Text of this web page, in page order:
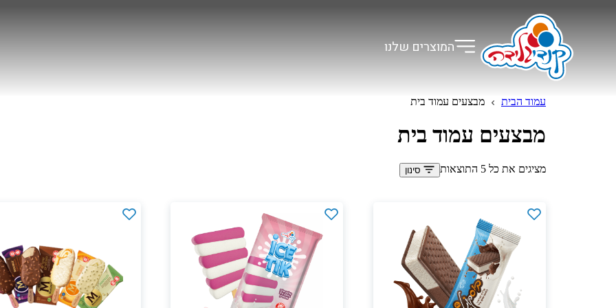
המוצרים שלנו
עמוד הבית מבצעים עמוד בית
מבצעים עמוד בית
סינון מציגים את כל ⁦5⁩ התוצאות